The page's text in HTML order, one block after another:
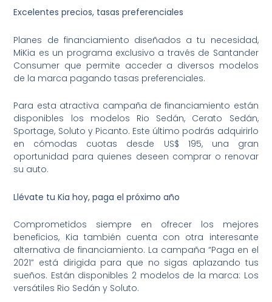
Excelentes precios, tasas preferenciales
Planes de financiamiento diseñados a tu necesidad,
MiKia es un programa exclusivo a través de Santander
Consumer que permite acceder a diversos modelos
de la marca pagando tasas preferenciales.
Para esta atractiva campaña de financiamiento están
disponibles los modelos Rio Sedán, Cerato Sedán,
Sportage, Soluto y Picanto. Este último podrás adquirirlo
en cómodas cuotas desde US$ 195, una gran
oportunidad para quienes deseen comprar o renovar
su auto.
Llévate tu Kia hoy, paga el próximo año
Comprometidos siempre en ofrecer los mejores
beneficios, Kia también cuenta con otra interesante
alternativa de financiamiento. La campaña “Paga en el
2021” está dirigida para que no sigas aplazando tus
sueños. Están disponibles 2 modelos de la marca: Los
versátiles Rio Sedán y Soluto.